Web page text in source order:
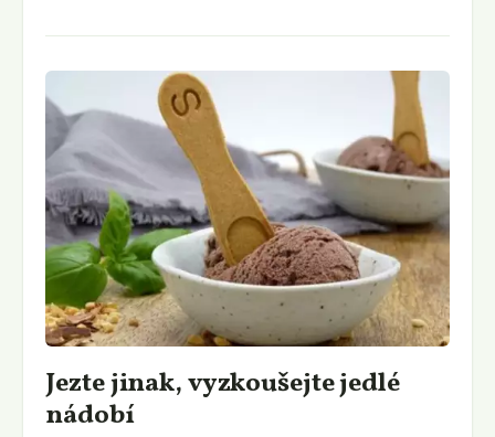
Jezte jinak, vyzkoušejte jedlé
nádobí